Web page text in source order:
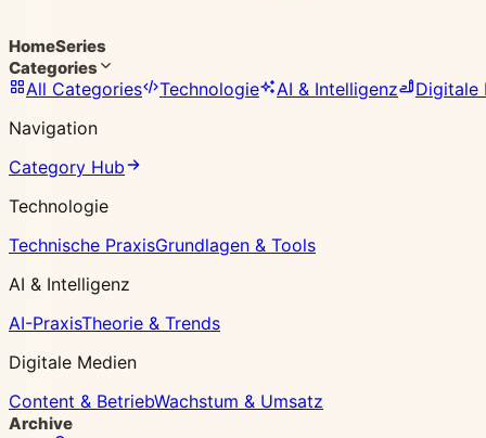
HomeSeries
Categories
All Categories Technologie AI & Intelligenz
Digitale
Navigation
Category Hub
Technologie
Technische PraxisGrundlagen & Tools
AI & Intelligenz
AI-PraxisTheorie & Trends
Digitale Medien
Content & BetriebWachstum & Umsatz
Archive